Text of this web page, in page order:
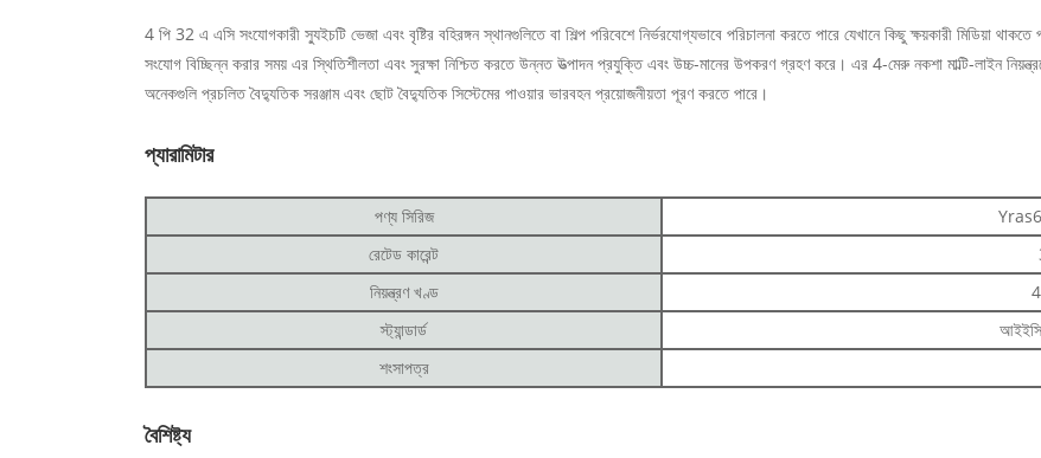
4 পি 32 এ এসি সংযোগকারী স্যুইচটি ভেজা এবং বৃষ্টির বহিরঙ্গন স্থানগুলিতে বা শিল্প পরিবেশে নির্ভরযোগ্যভাবে পরিচালনা করতে পারে যেখানে কিছু ক্ষয়কারী মিডিয়া
সংযোগ বিচ্ছিন্ন করার সময় এর স্থিতিশীলতা এবং সুরক্ষা নিশ্চিত করতে উন্নত উত্পাদন প্রযুক্তি এবং উচ্চ-মানের উপকরণ গ্রহণ করে। এর 4-মেরু নকশা মাল্টি-লাইন
অনেকগুলি প্রচলিত বৈদ্যুতিক সরঞ্জাম এবং ছোট বৈদ্যুতিক সিস্টেমের পাওয়ার ভারবহন প্রয়োজনীয়তা পূরণ করতে পারে।
প্যারামিটার
পণ্য সিরিজ
রেটেড কারেন্ট
নিয়ন্ত্রণ খণ্ড
স্ট্যান্ডার্ড
শংসাপত্র
বৈশিষ্ট্য